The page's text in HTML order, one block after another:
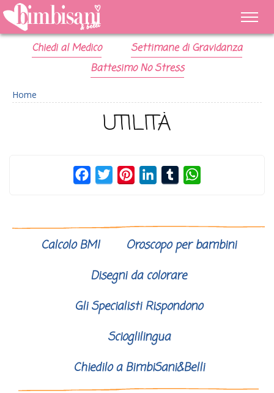
Chiedi al Medico
Settimane di Gravidanza
Battesimo No Stress
Home
UTILITÀ
FacebookTwitterPinterestLinkedInTumblr
Calcolo BMI
Oroscopo per bambini
Disegni da colorare
Gli Specialisti Rispondono
Scioglilingua
Chiedilo a BimbiSani&Belli